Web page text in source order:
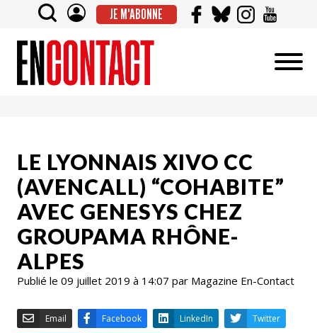
JE M'ABONNE
LE LYONNAIS XIVO CC
(AVENCALL) “COHABITE”
AVEC GENESYS CHEZ
GROUPAMA RHÔNE-
ALPES
Publié le 09 juillet 2019 à 14:07 par Magazine En-Contact